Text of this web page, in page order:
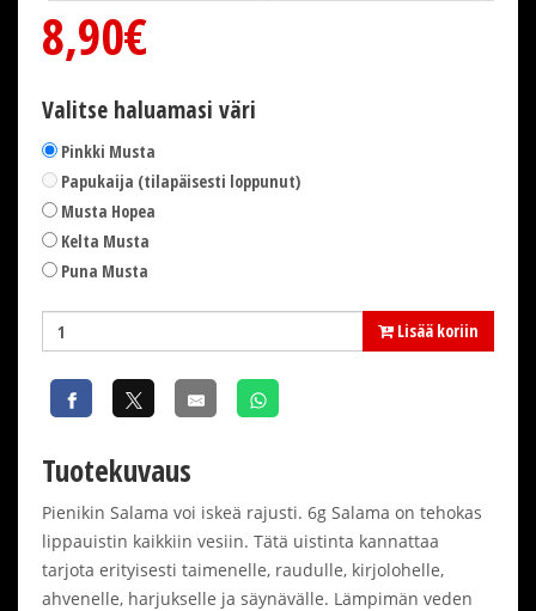
8,90€
Valitse haluamasi väri
Pinkki Musta
Papukaija (tilapäisesti loppunut)
Musta Hopea
Kelta Musta
Puna Musta
Lisää koriin
Tuotekuvaus
Pienikin Salama voi iskeä rajusti. 6g Salama on tehokas
lippauistin kaikkiin vesiin. Tätä uistinta kannattaa
tarjota erityisesti taimenelle, raudulle, kirjolohelle,
ahvenelle, harjukselle ja säynävälle. Lämpimän veden